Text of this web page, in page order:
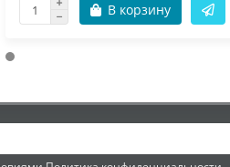
В корзину